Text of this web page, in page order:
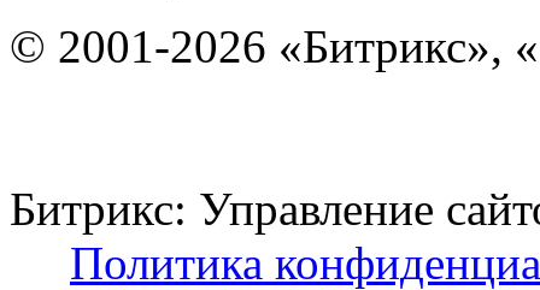
© 2001-2026 «Битрикс»,
Битрикс: Управление
Политика